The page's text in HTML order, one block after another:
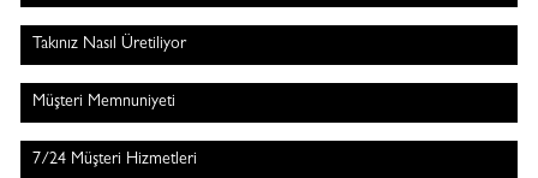
Takınız Nasıl Üretiliyor
Müşteri Memnuniyeti
7/24 Müşteri Hizmetleri